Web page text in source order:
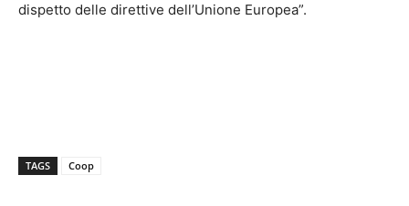
dispetto delle direttive dell’Unione Europea”.
TAGS Coop